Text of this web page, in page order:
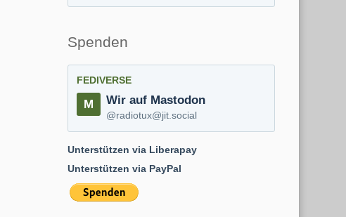
Spenden
FEDIVERSE
Wir auf Mastodon
@radiotux@jit.social
Unterstützen via Liberapay
Unterstützen via PayPal